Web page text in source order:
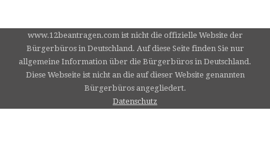
www.12beantragen.com ist nicht die offizielle Website der
Bürgerbüros in Deutschland. Auf diese Seite finden Sie nur
allgemeine Information über die Bürgerbüros in Deutschland.
Diese Webseite ist nicht an die auf dieser Website genannten
Bürgerbüros angegliedert.
Datenschutz